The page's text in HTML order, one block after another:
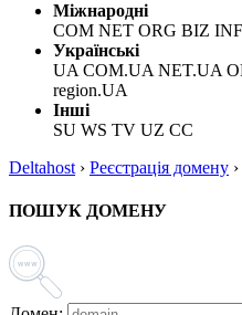
Міжнародні
COM NET ORG BIZ
Українські
UA COM.UA NET.UA
region.UA
Інші
SU WS TV UZ CC
Deltahost › Реєстрація домену ›
ПОШУК ДОМЕНУ